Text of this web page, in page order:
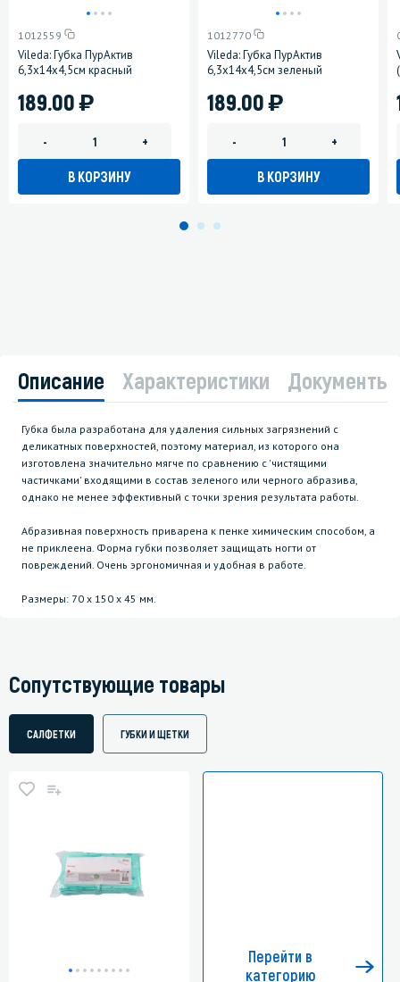
1012559
Vileda: Губка ПурАктив
6,3х14х4,5см красный
189.00)
- +
В КОРЗИНУ
1012770
Vileda: Губка ПурАктив
6,3х14х4,5см зеленый
189.00)
- +
В КОРЗИНУ
Описание Характеристики Документы
Губка была разработана для удаления сильных загрязнений с
деликатных поверхностей, поэтому материал, из которого она
изготовлена значительно мягче по сравнению с 'чистящими
частичками' входящими в состав зеленого или черного абразива,
однако не менее эффективный с точки зрения результата работы.
Абразивная поверхность приварена к пенке химическим способом, а
не приклеена. Форма губки позволяет защищать ногти от
повреждений. Очень эргономичная и удобная в работе.
Размеры: 70 х 150 х 45 мм.
Сопутствующие товары
САЛФЕТКИ ГУБКИ И ЩЕТКИ
Перейти в
категорию